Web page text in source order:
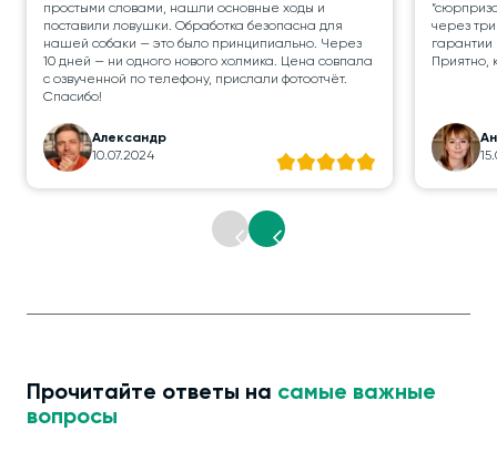
простыми словами, нашли основные ходы и
поставили ловушки. Обработка безопасна для
нашей собаки — это было принципиально. Через
10 дней — ни одного нового холмика. Цена совпала
с озвученной по телефону, прислали фотоотчёт.
Спасибо!
Александр
10.07.2024
через
гарантии
Приятно,
Прочитайте ответы на самые важные
вопросы